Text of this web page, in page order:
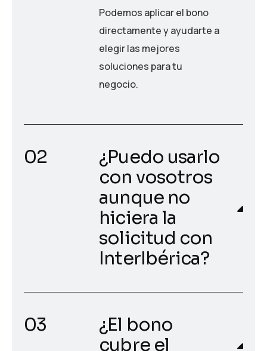
Podemos aplicar el bono
directamente y ayudarte a
elegir las mejores
soluciones para tu
negocio.
¿Puedo usarlo
con vosotros
aunque no
hiciera la
solicitud con
InterIbérica?
¿El bono
cubre el